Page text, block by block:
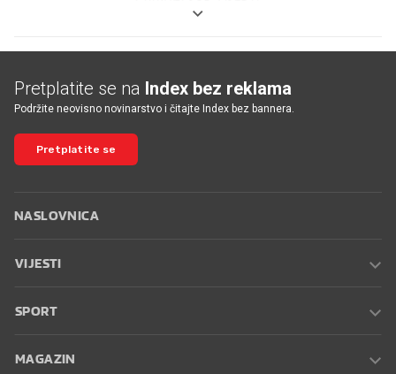
Pretplatite se na Index bez reklama
Podržite neovisno novinarstvo i čitajte Index bez bannera.
Pretplatite se
NASLOVNICA
VIJESTI
SPORT
MAGAZIN